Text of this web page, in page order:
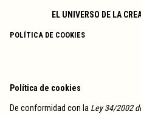
EL UNIVERSO DE LA
POLÍTICA DE COOKIES
Política de cookies
De conformidad con la Ley 34/2002